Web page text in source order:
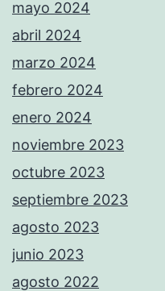
mayo 2024
abril 2024
marzo 2024
febrero 2024
enero 2024
noviembre 2023
octubre 2023
septiembre 2023
agosto 2023
junio 2023
agosto 2022